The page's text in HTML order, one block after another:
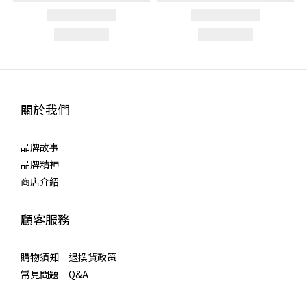
關於我們
品牌故事
品牌精神
商店介紹
顧客服務
購物須知｜退換貨政策
常見問題｜Q&A